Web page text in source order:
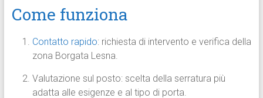
Come funziona
Contatto rapido: richiesta di intervento e verifica della
zona Borgata Lesna.
Valutazione sul posto: scelta della serratura più
adatta alle esigenze e al tipo di porta.